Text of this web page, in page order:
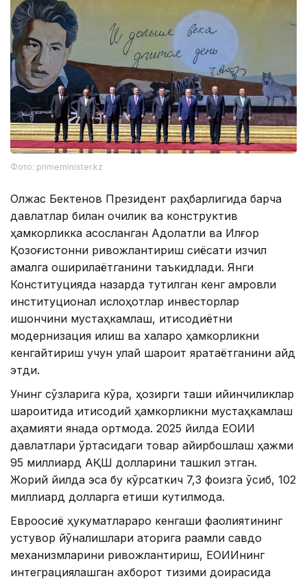
Фото: primeminister.kz
Олжас Бектенов Президент раҳбарлигида барча
давлатлар билан очиқлик ва конструктив
ҳамкорликка асосланган Адолатли ва Илғор
Қозоғистонни ривожлантириш сиёсати изчил
амалга оширилаётганини таъкидлади. Янги
Конституцияда назарда тутилган кенг қамровли
институционал ислоҳотлар инвесторлар
ишончини мустаҳкамлаш, иқтисодиётни
модернизация қилиш ва халқаро ҳамкорликни
кенгайтириш учун қулай шароит яратаётганини қайд
этди.
Унинг сўзларига кўра, ҳозирги ташқи қийинчиликлар
шароитида иқтисодий ҳамкорликни мустаҳкамлаш
аҳамияти янада ортмоқда. 2025 йилда ЕОИИ
давлатлари ўртасидаги товар айирбошлаш ҳажми
95 миллиард АҚШ долларини ташкил этган.
Жорий йилда эса бу кўрсаткич 7,3 фоизга ўсиб, 102
миллиард долларга етиши кутилмоқда.
Евроосиё ҳукуматлараро кенгаши фаолиятининг
устувор йўналишлари қаторига рақамли савдо
механизмларини ривожлантириш, ЕОИИнинг
интеграциялашган ахборот тизими доирасида